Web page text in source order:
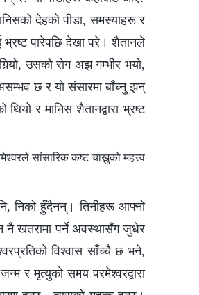
देहको पीडा, समस्याहरू र
पारेपछि देखा परे। शैतानले
उसको रोग अझ गम्भीर भयो,
छ र यो संसारमा बाँच्नु झन्
र मानिस शैतानद्वारा भ्रष्ट
सांसारिक कष्ट चाख्नुको महत्त्व
निको हुँदैनन्। तिनीहरू आफ्नो
नै खतरामा पर्ने अवस्थासँग जुधेर
विश्‍वास साँच्चै छ भने,
र मृत्युको समय परमेश्‍वरद्वारा